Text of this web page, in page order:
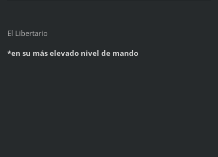
El Libertario
*en su más elevado nivel de mando